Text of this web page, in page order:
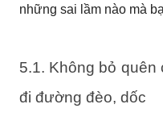
những sai lầm nào mà
5.1. Không bỏ quên
đi đường đèo, dốc